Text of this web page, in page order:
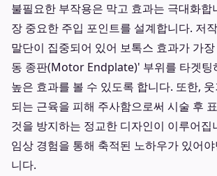
불필요한 부작용은 막고 효과는 극대화합
장 중요한 주입 포인트를 설계합니다. 저
말단이 집중되어 있어 보톡스 효과가 가
동 종판(Motor Endplate)' 부위를 타겟팅
높은 효과를 볼 수 있도록 합니다. 또한,
되는 근육을 피해 주사함으로써 시술 후
것을 방지하는 정교한 디자인이 이루어집
임상 경험을 통해 축적된 노하우가 있어
니다.